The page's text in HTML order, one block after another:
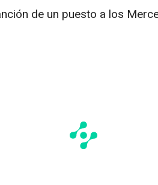
de un puesto a los